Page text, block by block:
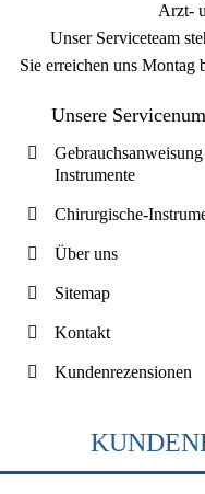
Arzt-
Unser Serviceteam
Sie erreichen uns Montag
Unsere
Instrumente
Chirurgische-
Über uns
Sitemap
Kontakt
Kundenrezensionen